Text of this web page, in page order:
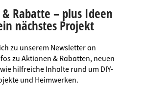
Rabatte – plus Ideen
nächstes Projekt
zu unserem Newsletter an
zu Aktionen & Rabatten, neuen
hilfreiche Inhalte rund um DIY-
und Heimwerken.